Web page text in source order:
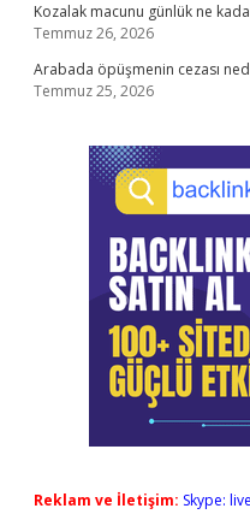
Kozalak macunu günlük ne
Temmuz 26, 2026
Arabada öpüşmenin cezası
Temmuz 25, 2026
Reklam ve İletişim: Skype: